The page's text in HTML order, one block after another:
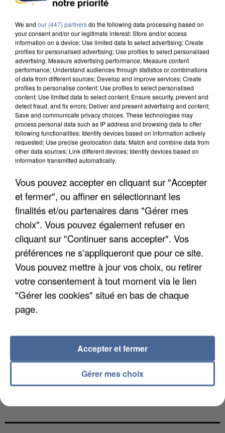
UNE TOURISTE DE L’OISE EMPORTÉE PAR UNE
COULÉE DE BOUE EN HAUTE-SAVOIE
LES DONNÉES DE 300 000 CLIENTS DÉROBÉES À
INTERMARCHÉ APRÈS UNE...
We and our (447) partnersdo the following data processing based on
your consent and/or our legitimate interest: Store and/or access
information on a device; Use limited data to select advertising; Create
profiles for personalised advertising; Use profiles to select personalised
advertising; Measure advertising performance; Measure content
performance; Understand audiences through statistics or combinations
of data from different sources; Develop and improve services; Create
profiles to personalise content; Use profiles to select personalised
content; Use limited data to select content; Ensure security, prevent and
detect fraud, and fix errors; Deliver and present advertising and content;
Save and communicate privacy choices. These technologies may
process personal data such as IP address and browsing data to offer
following functionalities: Identify devices based on information actively
requested; Use precise geolocation data; Match and combine data from
other data sources; Link different devices; Identify devices based on
information transmitted automatically.
Vous pouvez accepter en cliquant sur "Accepter
et fermer", ou affiner en sélectionnant les
finalités et/ou partenaires dans "Gérer mes
choix". Vous pouvez également refuser en
cliquant sur "Continuer sans accepter". Vos
préférences ne s'appliqueront que pour ce site.
Vous pouvez mettre à jour vos choix, ou retirer
votre consentement à tout moment via le lien
"Gérer les cookies" situé en bas de chaque
page.
Gérer mes choix
Accepter et fermer